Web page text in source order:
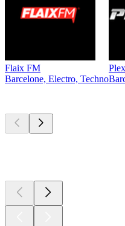
Flaix FM
Barcelone, Electro, Techno